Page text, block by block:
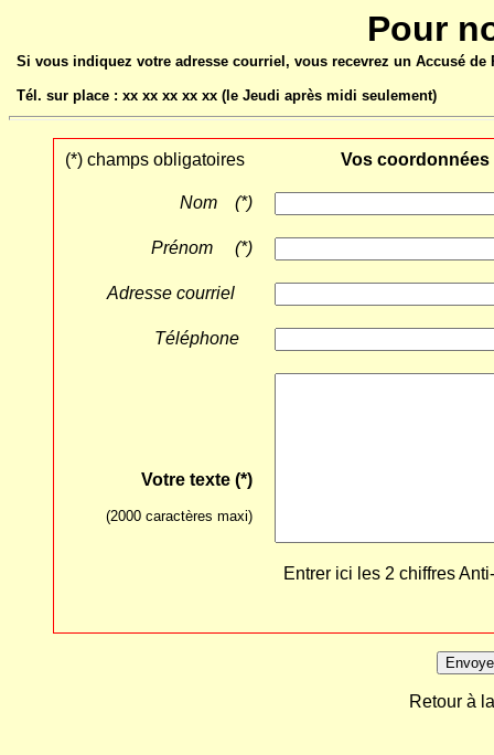
Pour
Si vous indiquez votre adresse courriel, vous recevrez un Accusé
Tél. sur place : xx xx xx xx xx (le Jeudi après midi seulement)
(*) champs obligatoires Vos coordonnées
Nom (*)
Prénom (*)
Adresse courriel
Téléphone
Votre texte (*)
(2000 caractères maxi)
Entrer ici les 2 chiffres
Retour à